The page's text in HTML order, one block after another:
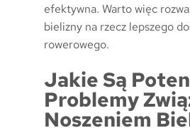
efektywna. Warto więc
bielizny na rzecz lepszego
rowerowego.
Jakie Są
Problemy
Noszeniem